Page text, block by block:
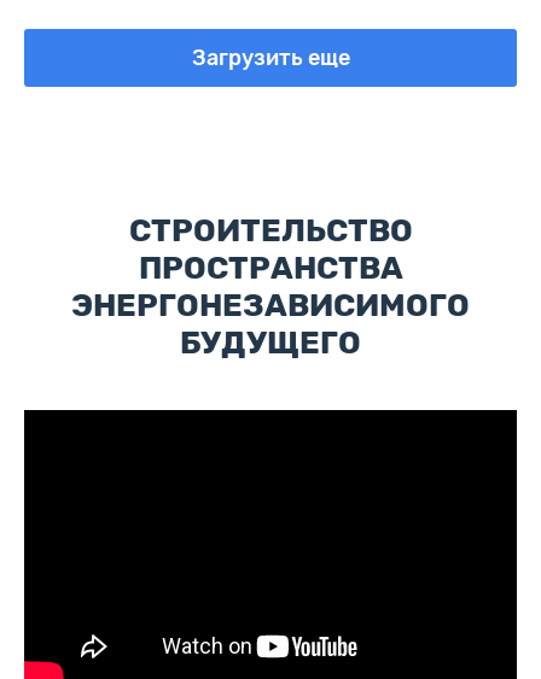
Загрузить еще
СТРОИТЕЛЬСТВО
ПРОСТРАНСТВА
ЭНЕРГОНЕЗАВИСИМОГО
БУДУЩЕГО